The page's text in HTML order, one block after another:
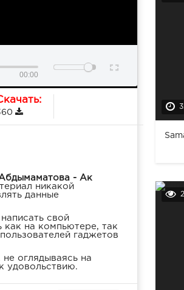
00:00
- Ак
никакой
данные
свой
как на компьютере, так
гаджетов
оглядываясь на
удовольствию.